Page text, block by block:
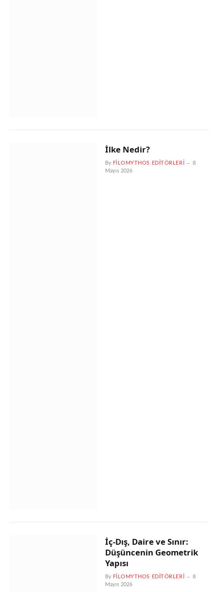
İlke Nedir?
By FILOMYTHOS EDITÖRLERI
8
Mayıs 2026
İç-Dış, Daire ve Sınır:
Düşüncenin Geometrik
Yapısı
By FILOMYTHOS EDITÖRLERI
8
Mayıs 2026